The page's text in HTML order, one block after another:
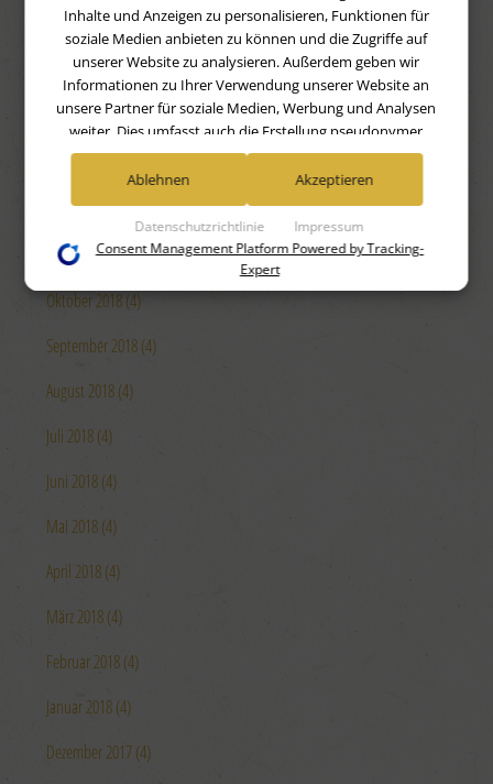
April 2019 (4)
März 2019 (4)
Februar 2019 (4)
Dezember 2018 (4)
November 2018 (4)
Oktober 2018 (4)
September 2018 (4)
August 2018 (4)
Juli 2018 (4)
Juni 2018 (4)
Mai 2018 (4)
April 2018 (4)
März 2018 (4)
Februar 2018 (4)
Januar 2018 (4)
Dezember 2017 (4)
Inhalte und Anzeigen zu personalisieren, Funktionen für
soziale Medien anbieten zu können und die Zugriffe auf
unserer Website zu analysieren. Außerdem geben wir
Informationen zu Ihrer Verwendung unserer Website an
unsere Partner für soziale Medien, Werbung und Analysen
weiter. Dies umfasst auch die Erstellung pseudonymer
Nutzungsprofile. Unsere Partner (Google Advertising
Products) führen diese Informationen möglicherweise mit
weiteren Daten zusammen, die Sie ihnen bereitgestellt haben
(bspw. anhand eines persönlichen Accounts) oder welche sie
im Rahmen Ihrer Nutzung der Dienste gesammelt haben
(bspw. Nutzungsdaten anderer Geräte). Ihre Einwilligung zur
Nutzung von Cookies und Pixeln können Sie jederzeit
widerrufen, indem Sie auf den Datenschutz-Button links
unten klicken und dort die entsprechenden Anpassungen
Speichern von oder Zugriff auf Informationen auf einem
Verwendung reduzierter Daten zur Auswahl von
Werbeanzeigen
Verwendung von Profilen zur Auswahl personalisierter
Erstellung von Profilen zur Personalisierung von Inhalten
Verwendung von Profilen zur Auswahl personalisierter Inhalte
Messung der Performance von Inhalten
von Daten aus verschiedenen Quellen
Entwicklung und Verbesserung der Angebote
Verwendung genauer Standortdaten
Datenschutzrichtlinie Impressum
Ablehnen Akzeptieren
Consent Management Platform Powered by Tracking-
Expert